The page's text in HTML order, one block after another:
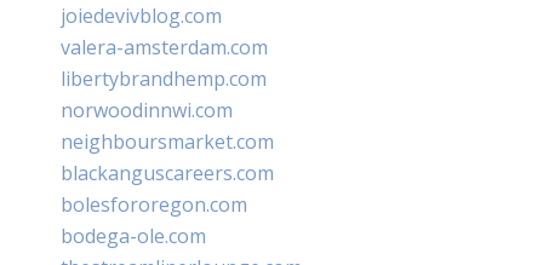
joiedevivblog.com
valera-amsterdam.com
libertybrandhemp.com
norwoodinnwi.com
neighboursmarket.com
blackanguscareers.com
bolesfororegon.com
bodega-ole.com